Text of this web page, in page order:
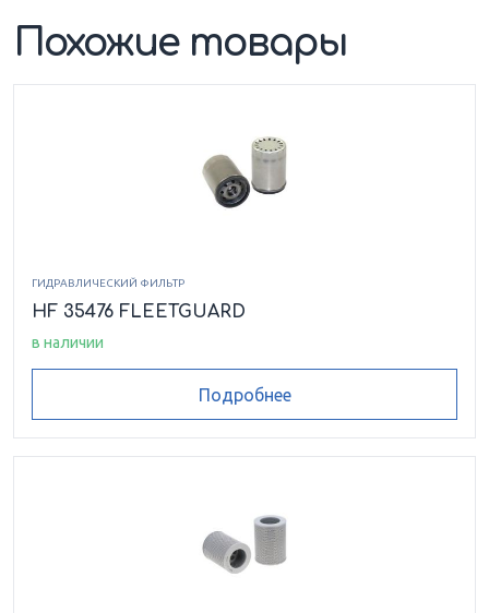
Похожие товары
ГИДРАВЛИЧЕСКИЙ ФИЛЬТР
HF 35476 FLEETGUARD
в наличии
Подробнее